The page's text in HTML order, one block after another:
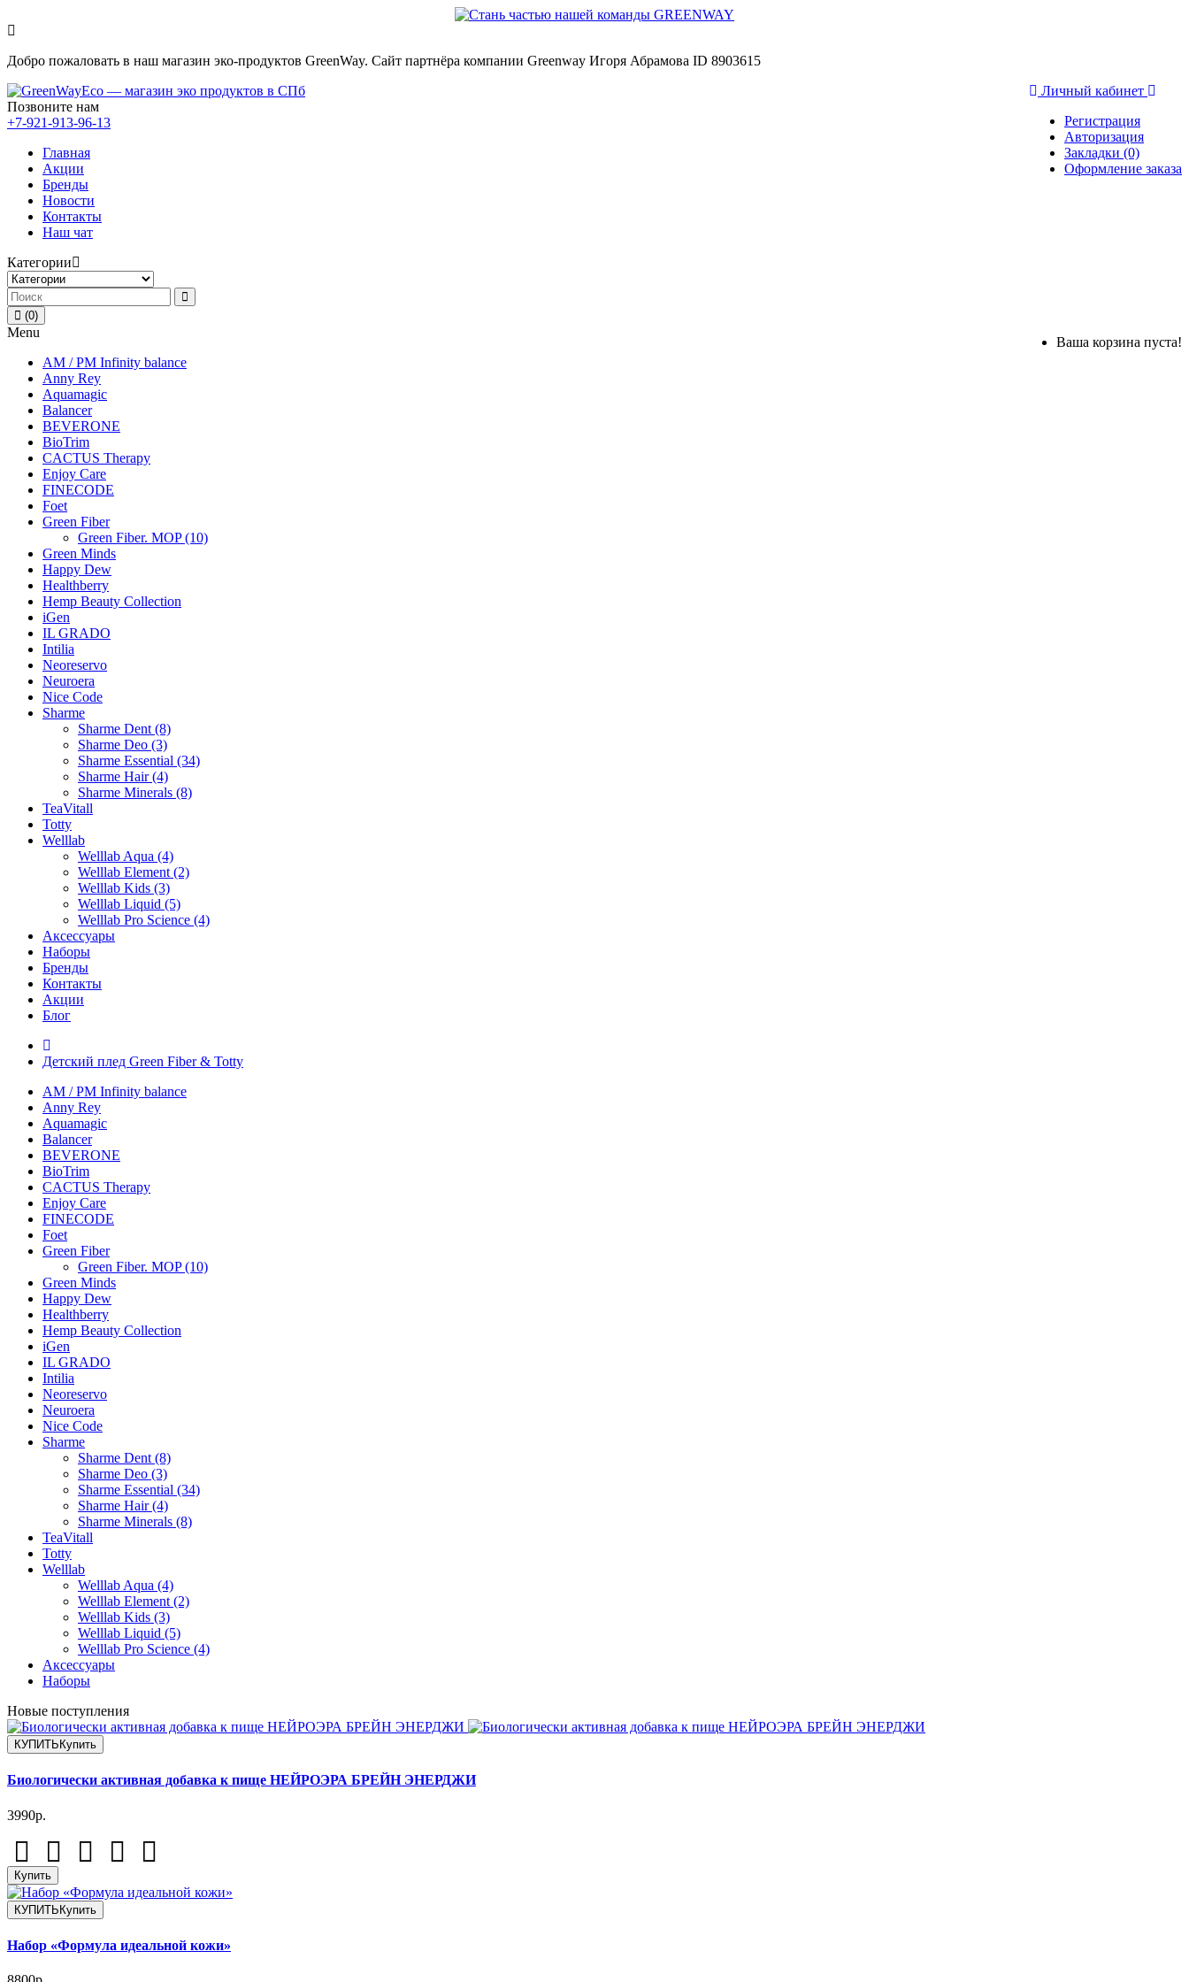
Добро пожаловать в наш магазин эко-продуктов GreenWay. Сайт партнёра компании Greenway Игоря Абрамова ID 8903615
Личный кабинет
Регистрация
Авторизация
Закладки (0)
Оформление заказа
Позвоните нам
+7-921-913-96-13
Главная
Акции
Бренды
Новости
Контакты
Наш чат
Категории
(0)
Ваша корзина пуста!
Menu
AM / PM Infinity balance
Anny Rey
Aquamagic
Balancer
BEVERONE
BioTrim
CACTUS Therapy
Enjoy Care
FINECODE
Foet
Green Fiber
Green Fiber. MOP (10)
Green Minds
Happy Dew
Healthberry
Hemp Beauty Collection
iGen
IL GRADO
Intilia
Neoreservo
Neuroera
Nice Code
Sharme
Sharme Dent (8)
Sharme Deo (3)
Sharme Essential (34)
Sharme Hair (4)
Sharme Minerals (8)
TeaVitall
Totty
Welllab
Welllab Aqua (4)
Welllab Element (2)
Welllab Kids (3)
Welllab Liquid (5)
Welllab Pro Science (4)
Аксессуары
Наборы
Бренды
Контакты
Акции
Блог
Детский плед Green Fiber & Totty
AM / PM Infinity balance
Anny Rey
Aquamagic
Balancer
BEVERONE
BioTrim
CACTUS Therapy
Enjoy Care
FINECODE
Foet
Green Fiber
Green Fiber. MOP (10)
Green Minds
Happy Dew
Healthberry
Hemp Beauty Collection
iGen
IL GRADO
Intilia
Neoreservo
Neuroera
Nice Code
Sharme
Sharme Dent (8)
Sharme Deo (3)
Sharme Essential (34)
Sharme Hair (4)
Sharme Minerals (8)
TeaVitall
Totty
Welllab
Welllab Aqua (4)
Welllab Element (2)
Welllab Kids (3)
Welllab Liquid (5)
Welllab Pro Science (4)
Аксессуары
Наборы
Новые поступления
КУПИТЬ Купить
Биологически активная добавка к пище НЕЙРОЭРА БРЕЙН ЭНЕРДЖИ
3990р.
Купить
КУПИТЬКупить
Набор «Формула идеальной кожи»